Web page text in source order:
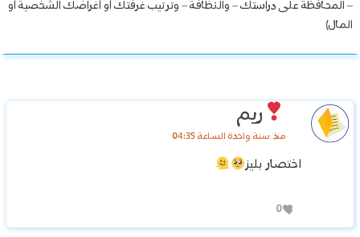
– المحافظة على دراستك – والنظافة – وترتيب غرفتك أو أغراضك الشخصية أو
المال)
ريم
منذ سنة واحدة الساعة 04:35
اختصار بليز
0